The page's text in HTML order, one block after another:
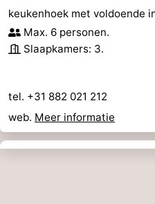
keukenhoek met voldoende
Max. 6 personen.
Slaapkamers: 3.
tel. +31 882 021 212
web. Meer informatie